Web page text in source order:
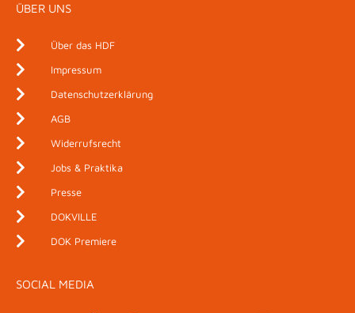
ÜBER UNS
Über das HDF
Impressum
Datenschutzerklärung
AGB
Widerrufsrecht
Jobs & Praktika
Presse
DOKVILLE
DOK Premiere
SOCIAL MEDIA